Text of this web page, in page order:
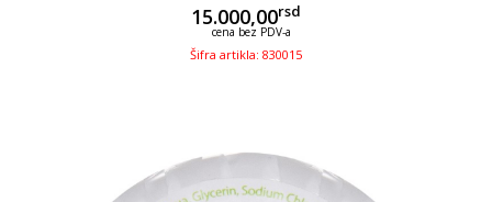
15.000,00rsd
cena bez PDV-a
Šifra artikla: 830015